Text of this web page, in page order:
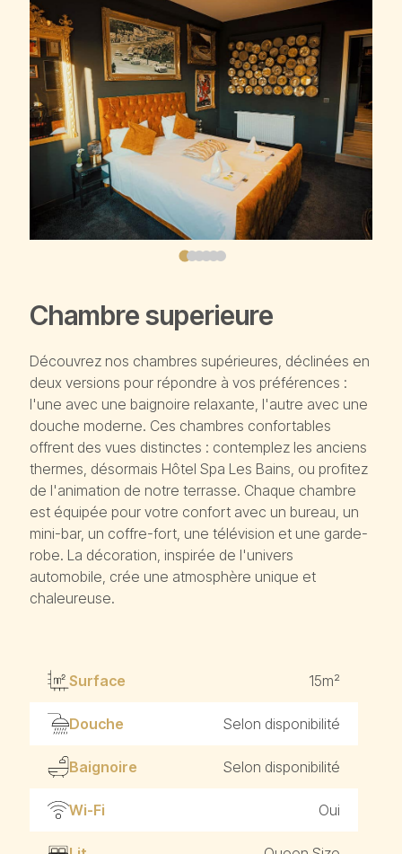
Chambre superieure
Découvrez nos chambres supérieures, déclinées en
deux versions pour répondre à vos préférences :
l'une avec une baignoire relaxante, l'autre avec une
douche moderne. Ces chambres confortables
offrent des vues distinctes : contemplez les anciens
thermes, désormais Hôtel Spa Les Bains, ou profitez
de l'animation de notre terrasse. Chaque chambre
est équipée pour votre confort avec un bureau, un
mini-bar, un coffre-fort, une télévision et une garde-
robe. La décoration, inspirée de l'univers
automobile, crée une atmosphère unique et
chaleureuse.
Surface 15m²
Douche Selon disponibilité
Baignoire Selon disponibilité
Wi-Fi Oui